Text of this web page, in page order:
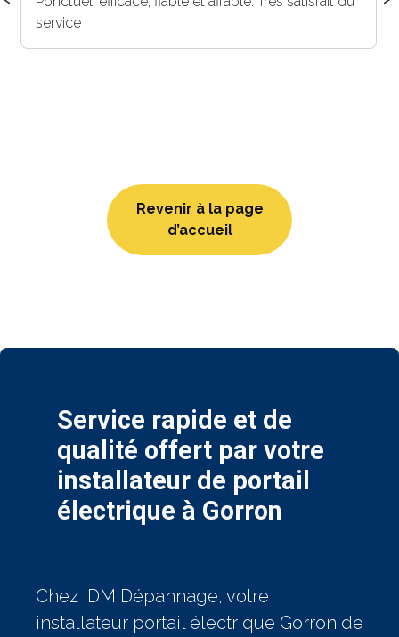
c’est certain ! Merci à vous pour votre réactivité, et
votre efficacité. Nous recommandons ++++
Revenir à la page
d’accueil
Service rapide et de
qualité offert par votre
installateur de portail
électrique à Gorron
Chez IDM Dépannage, votre
installateur portail électrique Gorron de